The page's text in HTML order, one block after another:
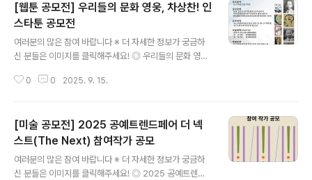
[웹툰 공모전] 우리들의 문화 영웅, 차상찬! 인
스타툰 공모전
여러분의 많은 참여 바랍니다 ※ 더 자세한 정보가 궁금하
신 분들은 이미지를 클릭해주세요! ◎ 우리들의 문화 영웅,
자 민족문화운동가인 차상찬의 생각을 널리 알리고자 하는
‘공모전’ 메뉴에 들어가 차상찬 선생님의 글을 현대문으로
옮겨 놓은 예시 글 가운데 하나를 골라 그 내용의 일부나 전
부를 인스타툰으로 제작하는 방식으로 공모전을 진행합니
다. 청오 차상찬 선생님>을 압축해 소개하면 다음과 같습
0 0 2025. 9. 15.
[미술 공모전] 2025 공예트렌드페어 더 넥
스트(The Next) 참여작가 공모
여러분의 많은 참여 바랍니다 ※ 더 자세한 정보가 궁금하
신 분들은 이미지를 클릭해주세요! ◎ 2025 공예트렌드